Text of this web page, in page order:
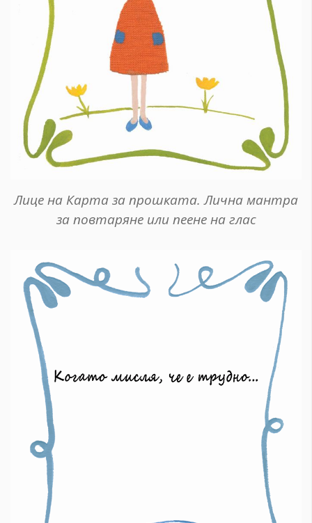
Лице на Карта за прошката. Лична мантра
за повтаряне или пеене на глас